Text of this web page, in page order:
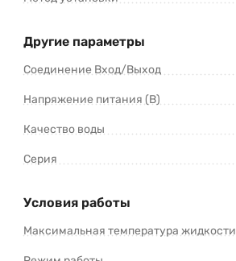
Другие параметры
Соединение Вход/Выход
Напряжение питания (В)
Качество воды
Серия
Условия работы
Максимальная температура жидкости